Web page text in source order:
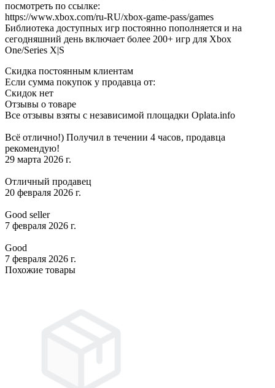
посмотреть по ссылке:
https://www.xbox.com/ru-RU/xbox-game-pass/games
Библиотека доступных игр постоянно пополняется и на
сегодняшний день включает более 200+ игр для Xbox
One/Series X|S
Скидка постоянным клиентам
Если сумма покупок у продавца от:
Скидок нет
Отзывы о товаре
Все отзывы взяты с независимой площадки Oplata.info
Всё отлично!) Получил в течении 4 часов, продавца
рекомендую!
29 марта 2026 г.
Отличный продавец
20 февраля 2026 г.
Good seller
7 февраля 2026 г.
Good
7 февраля 2026 г.
Похожие товары